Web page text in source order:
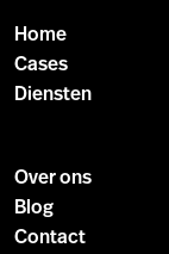
Home
Cases
Diensten
Over ons
Blog
Contact